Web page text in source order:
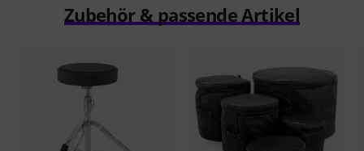
Zubehör & passende Artikel